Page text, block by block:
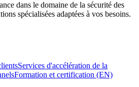
dans le domaine de la sécurité des
spécialisées adaptées à vos besoins.
Services d'accélération de la
Formation et certification (EN)